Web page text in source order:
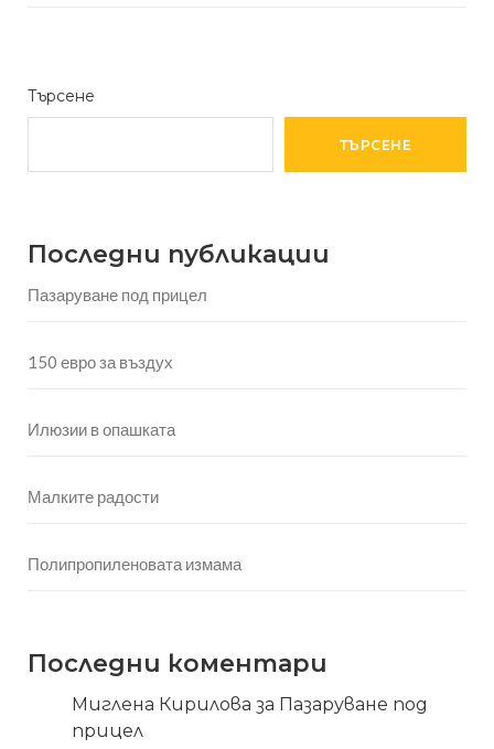
Търсене
ТЪРСЕНЕ
Последни публикации
Пазаруване под прицел
150 евро за въздух
Илюзии в опашката
Малките радости
Полипропиленовата измама
Последни коментари
Миглена Кирилова за Пазаруване под
прицел